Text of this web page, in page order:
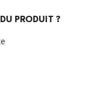
PRODUIT ?